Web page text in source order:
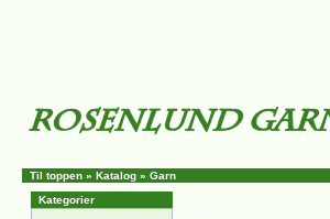
Til toppen » Katalog » Garn
Kategorier